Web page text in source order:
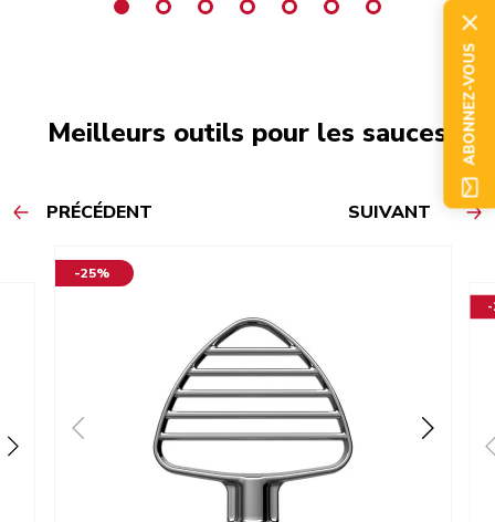
Meilleurs outils pour les sauces
PRÉCÉDENT SUIVANT
-25%
-
ABONNEZ-VOUS